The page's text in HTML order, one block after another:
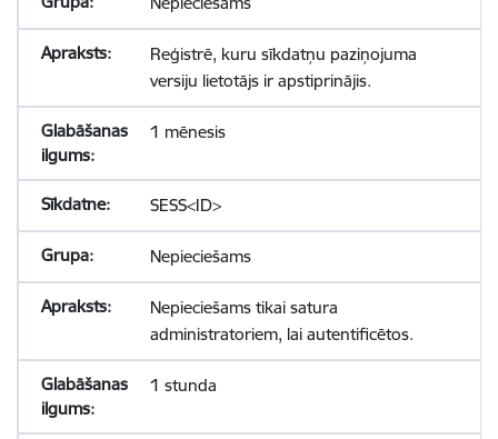
Reģistrē, kuru sīkdatņu paziņojuma
versiju lietotājs ir apstiprinājis.
1 mēnesis
SESS<ID>
Nepieciešams
Nepieciešams tikai satura
administratoriem, lai autentificētos.
1 stunda